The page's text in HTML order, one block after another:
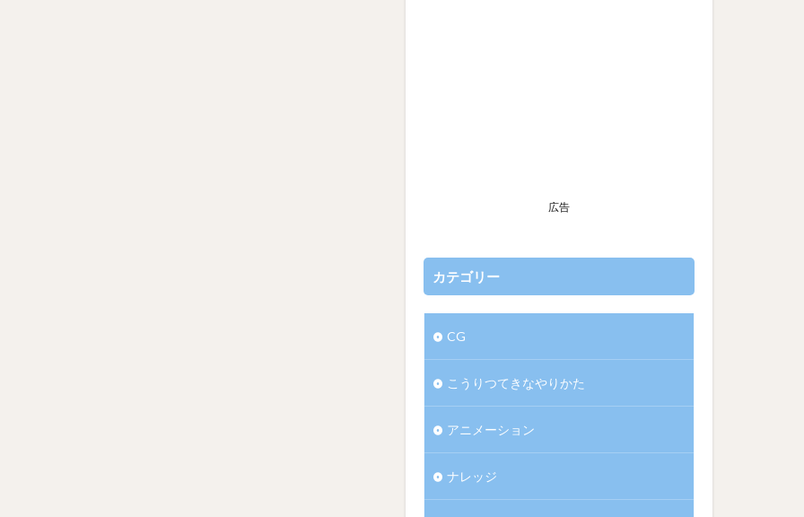
広告
カテゴリー
CG
こうりつてきなやりかた
アニメーション
ナレッジ